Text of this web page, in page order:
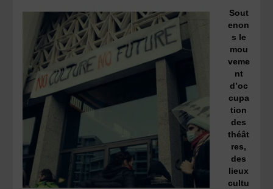
Sout
enon
s le
mou
veme
nt
d’oc
cupa
tion
des
théât
res,
des
lieux
cultu